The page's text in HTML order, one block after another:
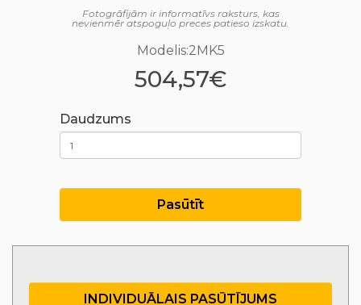
Fotogrāfijām ir informatīvs raksturs, kas
nevienmēr atspoguļo preces patieso izskatu.
Modelis:2MK5
504,57€
Daudzums
Pasūtīt
INDIVIDUĀLAIS PASŪTĪJUMS